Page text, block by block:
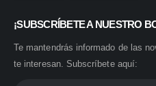
¡SUBSCRÍBETE A NUESTRO
Te mantendrás informado de las
te interesan. Subscríbete aquí: